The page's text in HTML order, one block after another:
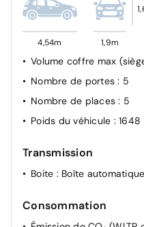
4,54m 1,9m
Volume coffre max
Nombre de portes: 5
Nombre de places: 5
Poids du véhicule : 1648
Transmission
Boite : Boîte automatique
Consommation